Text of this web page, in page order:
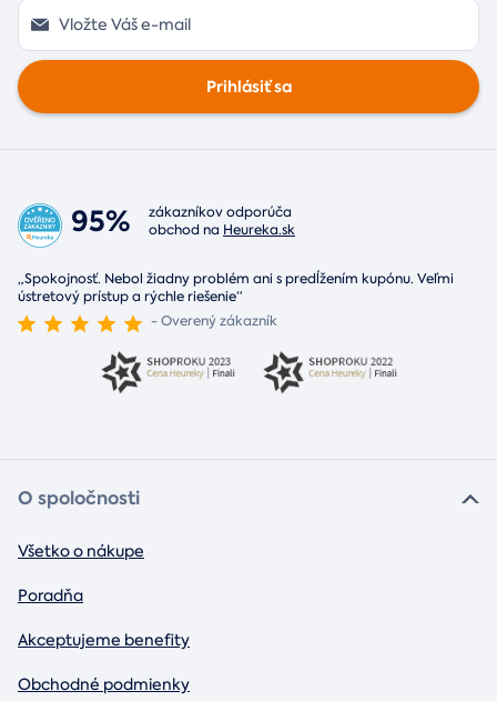
Prihlásiť sa
95%
zákazníkov odporúča
obchod na Heureka.sk
„Spokojnosť. Nebol žiadny problém ani s predĺžením kupónu. Veľmi
ústretový prístup a rýchle riešenie“
- Overený zákazník
O spoločnosti
Všetko o nákupe
Poradňa
Akceptujeme benefity
Obchodné podmienky